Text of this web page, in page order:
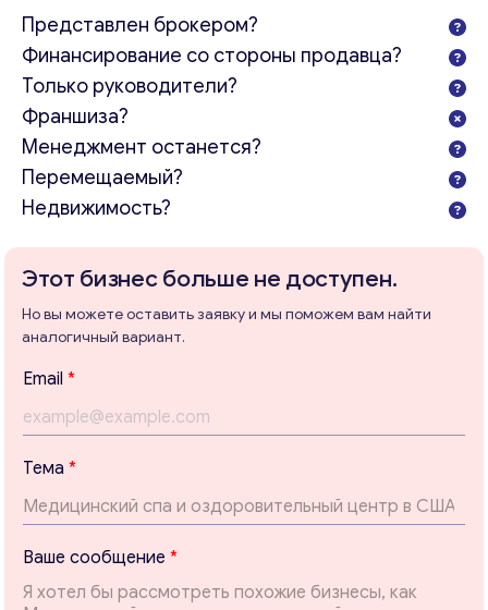
Консультация
ближайшее время.
Ваши комментарии*
Представлен брокером?
Финансирование со стороны продавца?
Только руководители?
Франшиза?
Менеджмент останется?
Перемещаемый?
Недвижимость?
Этот бизнес больше не доступен.
Но вы можете оставить заявку и мы поможем вам найти
аналогичный вариант.
Email *
Тема *
*
Т
е
Ваше сообщение *